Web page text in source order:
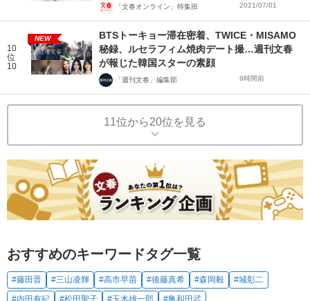
「文春オンライン」特集班 2021/07/01
10
位
10
NEW
BTSトーキョー滞在密着、TWICE・MISAMO
秘録、ルセラフィム焼肉デート撮…週刊文春
が報じた韓国スターの素顔
「週刊文春」編集部 9時間前
11位から20位を見る
おすすめのキーワードタグ一覧
#藤田晋 #三山凌輝 #高市早苗 #後藤真希 #森岡毅
#城彰二
#内田有紀
#松田聖子 #玉木雄一郎 #亀和田武